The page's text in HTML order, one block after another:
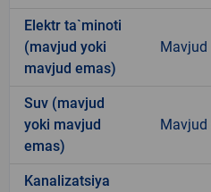
Elektr ta`minoti
(mavjud yoki
mavjud emas)
Mavjud
Suv (mavjud
yoki mavjud
emas)
Mavjud
Kanalizatsiya